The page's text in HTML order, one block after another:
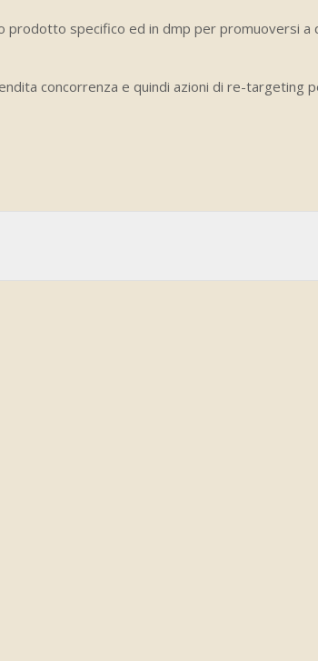
prodotto specifico ed in dmp per promuoversi a
concorrenza e quindi azioni di re-targeting